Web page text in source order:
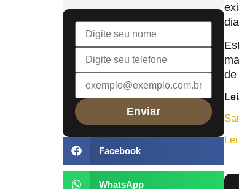
Facebook
WhatsApp
de